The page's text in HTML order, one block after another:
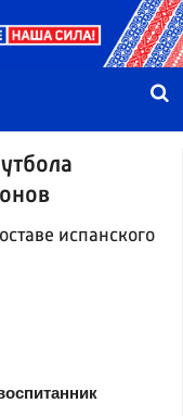
испанского